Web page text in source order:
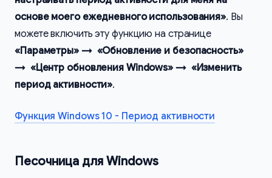
основе моего ежедневного использования». Вы
можете включить эту функцию на странице
«Параметры» → «Обновление и безопасность»
→ «Центр обновления Windows» → «Изменить
период активности».
Функция Windows 10 - Период активности
Песочница для Windows